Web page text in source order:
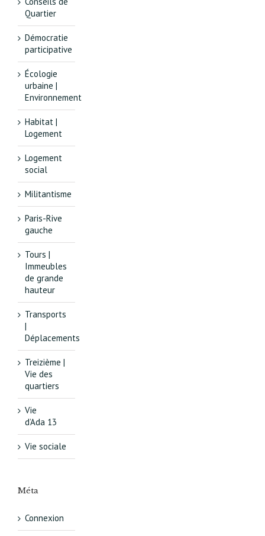
Quartier
Démocratie
participative
Écologie
urbaine |
Environnement
Habitat |
Logement
Logement
social
Militantisme
Paris-Rive
gauche
Tours |
Immeubles
de grande
hauteur
Transports
|
Déplacements
Treizième |
Vie des
quartiers
Vie
d’Ada 13
Vie sociale
Méta
Connexion